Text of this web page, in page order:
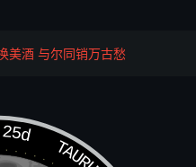
外矣。炼度之法，盖取诸此
感，幽显潜通，其超度可必
火升降之未能，而欲炼彼幽
他人之贫，奚可得也。
美酒 与尔同销万古愁
25d